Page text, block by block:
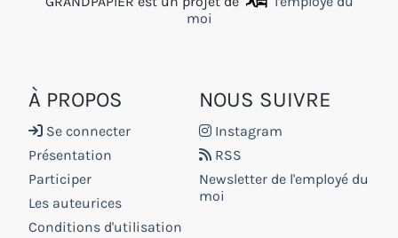
moi
À PROPOS
Se connecter
Présentation
Participer
Les auteurices
Conditions d'utilisation
NOUS SUIVRE
Instagram
RSS
Newsletter de l'employé du
moi